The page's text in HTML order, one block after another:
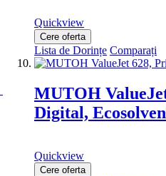
Quickview
Cere oferta
Lista de Dorințe Comparați
MUTOH
Digital,
Quickview
Cere oferta